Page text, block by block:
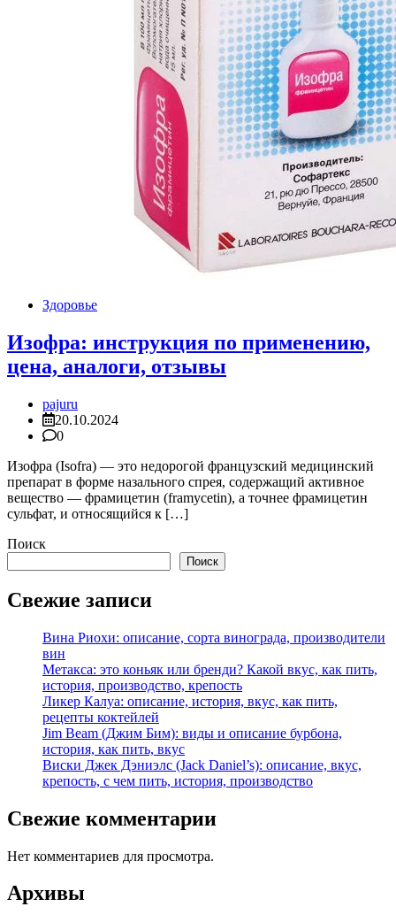
Здоровье
Изофра: инструкция по применению,
цена, аналоги, отзывы
pajuru
20.10.2024
0
Изофра (Isofra) — это недорогой французский медицинский
препарат в форме назального спрея, содержащий активное
вещество — фрамицетин (framycetin), а точнее фрамицетин
сульфат, и относящийся к […]
Поиск
Поиск
Свежие записи
Вина Риохи: описание, сорта винограда, производители
вин
Метакса: это коньяк или бренди? Какой вкус, как пить,
история, производство, крепость
Ликер Калуа: описание, история, вкус, как пить,
рецепты коктейлей
Jim Beam (Джим Бим): виды и описание бурбона,
история, как пить, вкус
Виски Джек Дэниэлс (Jack Daniel’s): описание, вкус,
крепость, с чем пить, история, производство
Свежие комментарии
Нет комментариев для просмотра.
Архивы